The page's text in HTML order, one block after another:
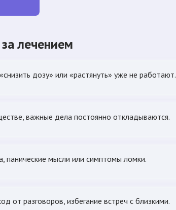
лечением
дозу» или «растянуть» уже не работают.
важные дела постоянно откладываются.
панические мысли или симптомы ломки.
от разговоров, избегание встреч с близкими.